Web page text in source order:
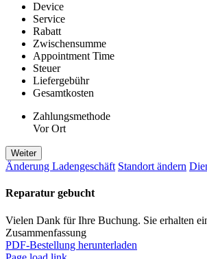
Device
Service
Rabatt
Zwischensumme
Appointment Time
Steuer
Liefergebühr
Gesamtkosten
Zahlungsmethode
Vor Ort
Weiter
Änderung Ladengeschäft Standort ändern
Reparatur gebucht
Vielen Dank für Ihre Buchung. Sie erhalten
Zusammenfassung
PDF-Bestellung herunterladen